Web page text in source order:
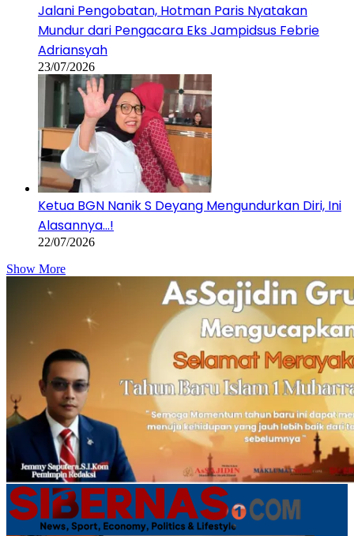
Jalani Pengobatan, Hotman Paris Nyatakan
Mundur dari Pengacara Eks Jampidsus Febrie
Adriansyah
23/07/2026
Ketua BGN Nanik S Deyang Mengundurkan Diri, Ini
Alasannya…!
22/07/2026
Show More